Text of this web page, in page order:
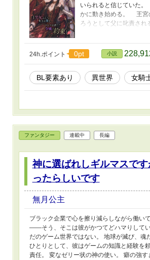
いられると信じていた
かに動き始める。 王宮
ろうとして父に叱責さ
ろうとする中、ただ友
には誰にも知られては
や権力者たちに利用さ
ことを誓う。 だがやが
きることを選ぶ少女が交
24h.ポイント 0pt 小説
BL要素あり 異世界 女騎
ファンタジー 連載中 長編
神に選ばれしギルマスで
ったらしいです
無月公主
ブラック企業で心を擦り減らしながら働い
――そう、そこは彼がかつてどハマりして
だのゲーム世界ではない。 地球が滅び、魂
ひとりとして、彼はゲームの知識と経験
責任。 変なゼリー状の神の使い。 癖の強